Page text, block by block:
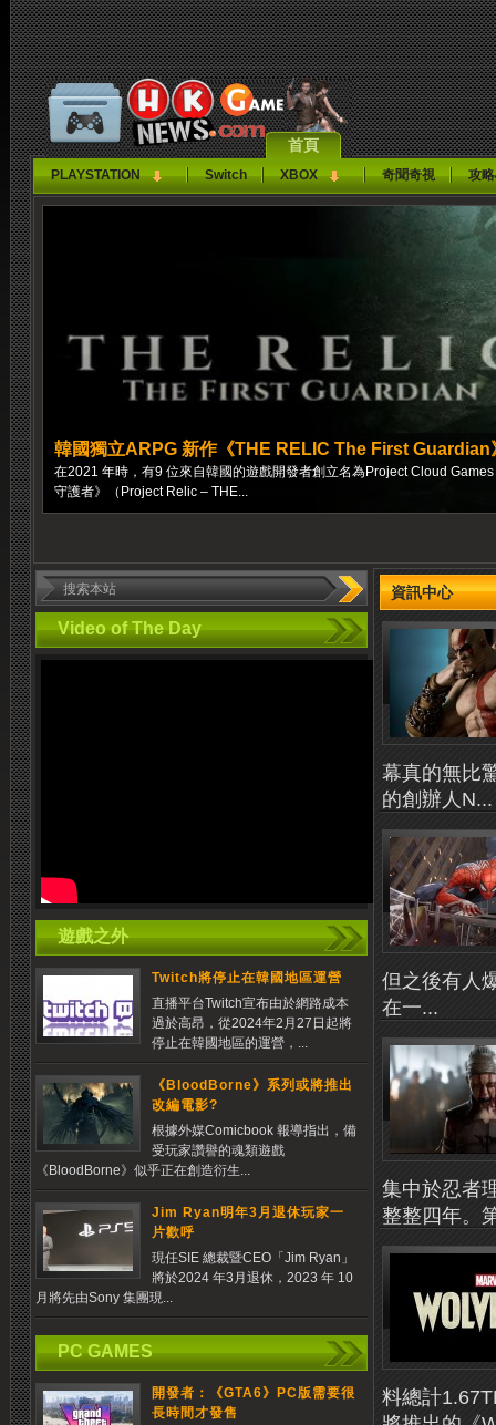
首頁
PLAYSTATION Switch XBOX 奇聞奇視 攻
韓國獨立ARPG 新作《THE RELIC The First Guardian
在2021 年時，有9 位來自韓國的遊戲開發者創立名為Project Cloud
守護者》（Project Relic – THE...
資訊中心
幕真的無比
的創辦人N...
但之後有人
在一...
集中於忍者
整整四年。
料總計
Video of The Day
遊戲之外
Twitch將停止在韓國地區運營
直播平台Twitch宣布由於網路成本
過於高昂，從2024年2月27日起將
停止在韓國地區的運營，...
《BloodBorne》系列或將推出
改編電影?
根據外媒Comicbook 報導指出，備
受玩家讚譽的魂類遊戲
《BloodBorne》似乎正在創造衍生...
Jim Ryan明年3月退休玩家一
片歡呼
現任SIE 總裁暨CEO「Jim Ryan」
將於2024 年3月退休，2023 年 10
月將先由Sony 集團現...
PC GAMES
開發者：《GTA6》PC版需要很
長時間才發售